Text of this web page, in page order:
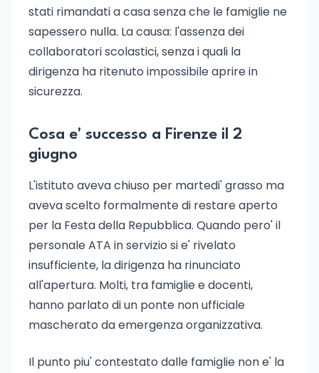
stati rimandati a casa senza che le famiglie ne
sapessero nulla. La causa: l'assenza dei
collaboratori scolastici, senza i quali la
dirigenza ha ritenuto impossibile aprire in
sicurezza.
Cosa e' successo a Firenze il 2
giugno
L'istituto aveva chiuso per martedi' grasso ma
aveva scelto formalmente di restare aperto
per la Festa della Repubblica. Quando pero' il
personale ATA in servizio si e' rivelato
insufficiente, la dirigenza ha rinunciato
all'apertura. Molti, tra famiglie e docenti,
hanno parlato di un ponte non ufficiale
mascherato da emergenza organizzativa.
Il punto piu' contestato dalle famiglie non e' la